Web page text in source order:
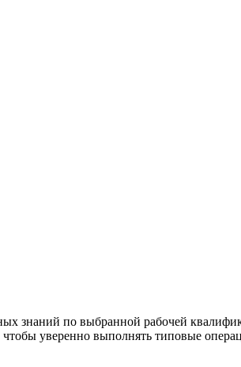
знаний по выбранной рабочей
уверенно выполнять типовые